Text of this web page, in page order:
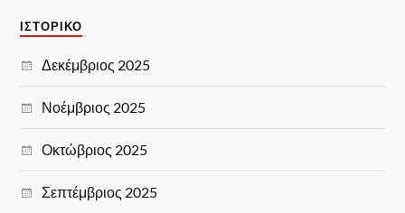
ΙΣΤΟΡΙΚΌ
Δεκέμβριος 2025
Νοέμβριος 2025
Οκτώβριος 2025
Σεπτέμβριος 2025